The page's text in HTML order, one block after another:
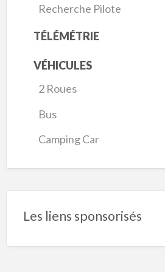
Recherche Pilote
TÉLÉMÉTRIE
VÉHICULES
2 Roues
Bus
Camping Car
Les liens sponsorisés